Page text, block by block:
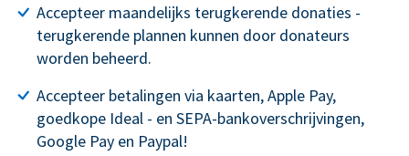
Accepteer maandelijks terugkerende donaties -
terugkerende plannen kunnen door donateurs
worden beheerd.
Accepteer betalingen via kaarten, Apple Pay,
goedkope Ideal - en SEPA-bankoverschrijvingen,
Google Pay en Paypal!